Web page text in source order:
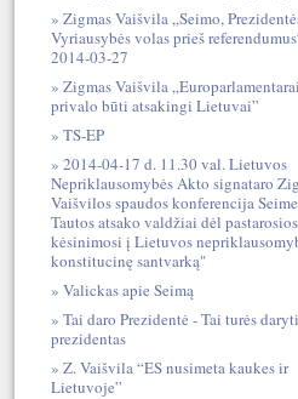
Zigmas Vaišvila „Seimo,
Vyriausybės volas prieš
2014-03-27
Zigmas Vaišvila „Europarlamentarai
privalo būti atsakingi Lietuvai”
TS-EP
2014-04-17 d. 11.30 val. Lietuvos
Nepriklausomybės Akto signataro
Vaišvilos spaudos konferencija
Tautos atsako valdžiai dėl pastarosios
kėsinimosi į Lietuvos
konstitucinę santvarką"
Valickas apie Seimą
Tai daro Prezidentė - Tai turės
prezidentas
Z. Vaišvila “ES nusimeta kaukes ir
Lietuvoje”